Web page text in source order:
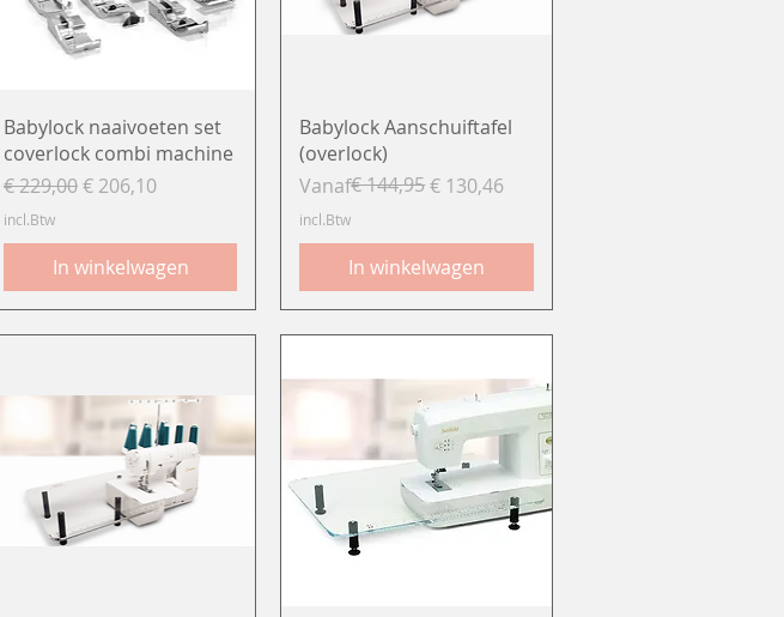
Snel overzicht
Babylock naaivoeten set
coverlock combi machine
Normale prijs
€ 229,00Verkoopprijs
€ 206,10
incl.Btw
In winkelwagen
Snel overzicht
Babylock Aanschuiftafel
(overlock)
Vanaf
Normale prijs
€ 144,95€ 130,46
Verkoopprijs
incl.Btw
In winkelwagen